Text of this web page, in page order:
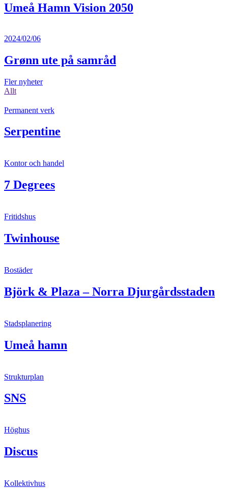
Umeå Hamn Vision 2050
2024/02/06
Grønn ute på samråd
Fler nyheter
Allt
Permanent verk
Serpentine
Kontor och handel
7 Degrees
Fritidshus
Twinhouse
Bostäder
Björk & Plaza – Norra Djurgårdsstaden
Stadsplanering
Umeå hamn
Strukturplan
SNS
Höghus
Discus
Kollektivhus